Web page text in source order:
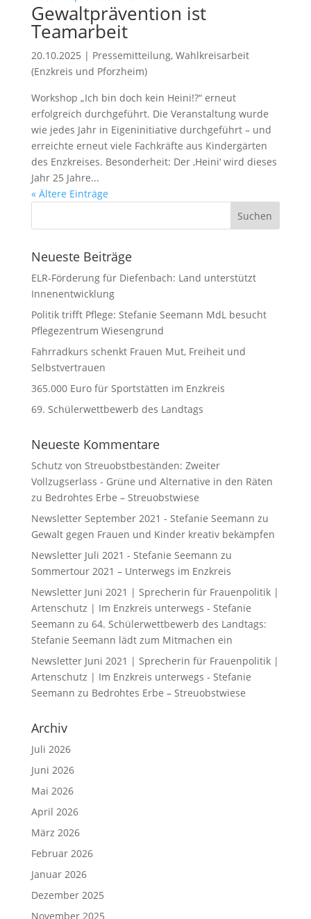
Gewaltprävention ist
Teamarbeit
20.10.2025 | Pressemitteilung, Wahlkreisarbeit
(Enzkreis und Pforzheim)
Workshop „Ich bin doch kein Heini!?“ erneut
erfolgreich durchgeführt. Die Veranstaltung wurde
wie jedes Jahr in Eigeninitiative durchgeführt – und
erreichte erneut viele Fachkräfte aus Kindergärten
des Enzkreises. Besonderheit: Der ‚Heini‘ wird dieses
Jahr 25 Jahre...
« Ältere Einträge
Neueste Beiträge
ELR-Förderung für Diefenbach: Land unterstützt
Innenentwicklung
Politik trifft Pflege: Stefanie Seemann MdL besucht
Pflegezentrum Wiesengrund
Fahrradkurs schenkt Frauen Mut, Freiheit und
Selbstvertrauen
365.000 Euro für Sportstätten im Enzkreis
69. Schülerwettbewerb des Landtags
Neueste Kommentare
Schutz von Streuobstbeständen: Zweiter
Vollzugserlass - Grüne und Alternative in den Räten
zu Bedrohtes Erbe – Streuobstwiese
Newsletter September 2021 - Stefanie Seemann zu
Gewalt gegen Frauen und Kinder kreativ bekämpfen
Newsletter Juli 2021 - Stefanie Seemann zu
Sommertour 2021 – Unterwegs im Enzkreis
Newsletter Juni 2021 | Sprecherin für Frauenpolitik |
Artenschutz | Im Enzkreis unterwegs - Stefanie
Seemann zu 64. Schülerwettbewerb des Landtags:
Stefanie Seemann lädt zum Mitmachen ein
Newsletter Juni 2021 | Sprecherin für Frauenpolitik |
Artenschutz | Im Enzkreis unterwegs - Stefanie
Seemann zu Bedrohtes Erbe – Streuobstwiese
Archiv
Juli 2026
Juni 2026
Mai 2026
April 2026
März 2026
Februar 2026
Januar 2026
Dezember 2025
November 2025